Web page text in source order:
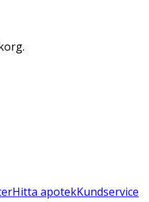
Hitta apotekKundservice